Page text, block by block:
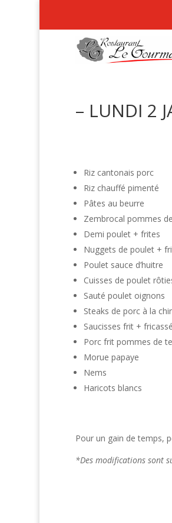
– LUNDI 2
Riz cantonais porc
Riz chauffé pimenté
Pâtes au beurre
Zembrocal pommes
Demi poulet + frites
Nuggets de poulet +
Poulet sauce d’huitre
Cuisses de poulet
Sauté poulet oignons
Steaks de porc à la
Saucisses frit +
Porc frit pommes de
Morue papaye
Nems
Haricots blancs
Pour un gain de temps,
*Des modifications sont